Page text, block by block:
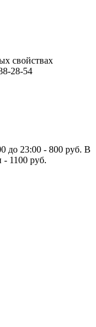
свойствах
28-54
до 23:00 - 800 руб. В
1100 руб.